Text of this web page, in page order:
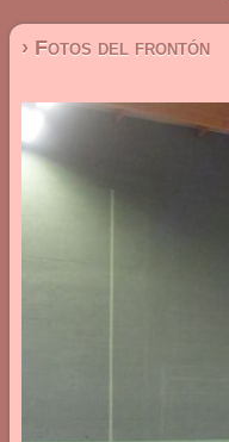
› Fotos del frontón